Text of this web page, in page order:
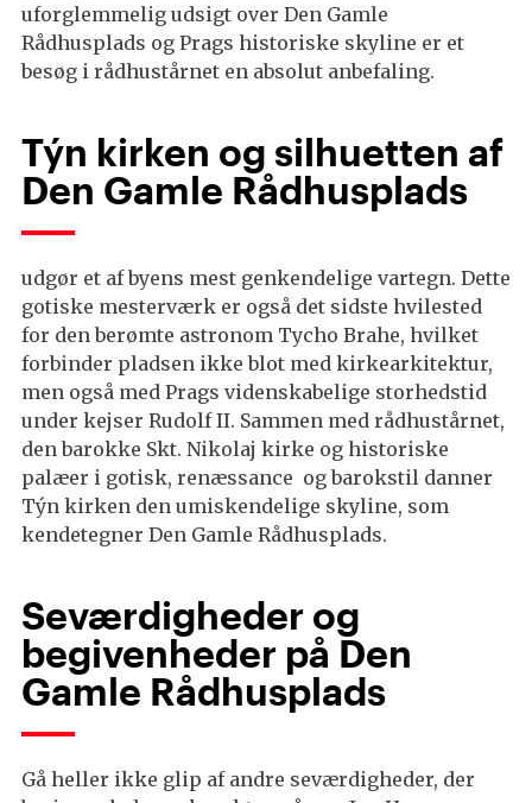
uforglemmelig udsigt over Den Gamle
Rådhusplads og Prags historiske skyline er et
besøg i rådhustårnet en absolut anbefaling.
Týn kirken og silhuetten af
Den Gamle Rådhusplads
udgør et af byens mest genkendelige vartegn. Dette
gotiske mesterværk er også det sidste hvilested
for den berømte astronom Tycho Brahe, hvilket
forbinder pladsen ikke blot med kirkearkitektur,
men også med Prags videnskabelige storhedstid
under kejser Rudolf II. Sammen med rådhustårnet,
den barokke Skt. Nikolaj kirke og historiske
palæer i gotisk, renæssance og barokstil danner
Týn kirken den umiskendelige skyline, som
kendetegner Den Gamle Rådhusplads.
Seværdigheder og
begivenheder på Den
Gamle Rådhusplads
Gå heller ikke glip af andre seværdigheder, der